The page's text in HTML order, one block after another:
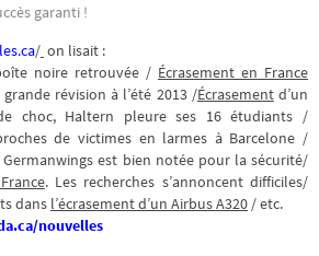
garanti !
/ on lisait :
noire retrouvée / Écrasement en France
révision à l’été 2013 /Écrasementd’un
choc, Haltern pleure ses 16 étudiants /
de victimes en larmes à Barcelone /
Germanwings est bien notée pour la sécurité/
. Les recherches s’annoncent difficiles/
dans l’écrasement d’un Airbus A320 / etc.
nouvelles